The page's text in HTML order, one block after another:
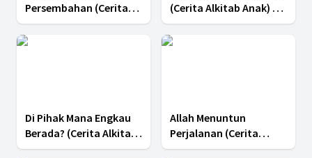
Persembahan (Cerita
Alkitab Anak) -
Pelajaran 13 Kuartal III
(Cerita Alkitab Anak) -
Pelajaran 12 Kuartal III
2025
Di Pihak Mana Engkau
Berada? (Cerita Alkitab
Anak) - Pelajaran 11
Allah Menuntun
Perjalanan (Cerita
Alkitab Anak) -